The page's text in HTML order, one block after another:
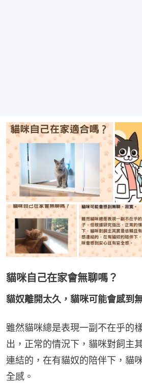
貓咪自己在家會無聊嗎？
貓奴離開太久，貓咪可能會感到
雖然貓咪總是表現一副不在乎的
出，正常的情況下，貓咪對飼主
連結的，在有貓奴的陪伴下，貓
全感。